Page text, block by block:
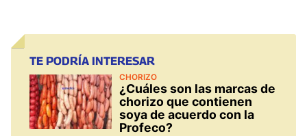
TE PODRÍA INTERESAR
CHORIZO
¿Cuáles son las marcas de
chorizo que contienen
soya de acuerdo con la
Profeco?